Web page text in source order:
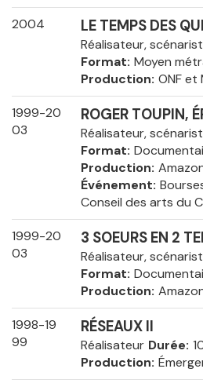
2004 LE TEMPS DES
Réalisateur,
Format Moyen
Production ONF et
1999-20
03
ROGER TOUPIN,
Réalisateur,
Format
Production
Événement
Conseil des arts du
1999-20
03
3 SOEURS EN 2
Réalisateur,
Format
Production
1998-19
99
RÉSEAUX II
Réalisateur Durée
Production